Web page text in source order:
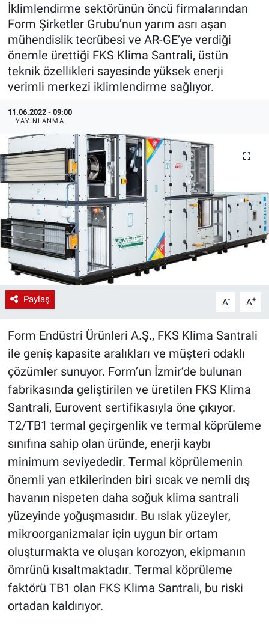
İklimlendirme sektörünün öncü firmalarından
Form Şirketler Grubu’nun yarım asrı aşan
mühendislik tecrübesi ve AR-GE’ye verdiği
önemle ürettiği FKS Klima Santrali, üstün
teknik özellikleri sayesinde yüksek enerji
verimli merkezi iklimlendirme sağlıyor.
11.06.2022 - 09:00
YAYINLANMA
Paylaş A- A+
Form Endüstri Ürünleri A.Ş., FKS Klima Santrali
ile geniş kapasite aralıkları ve müşteri odaklı
çözümler sunuyor. Form’un İzmir’de bulunan
fabrikasında geliştirilen ve üretilen FKS Klima
Santrali, Eurovent sertifikasıyla öne çıkıyor.
T2/TB1 termal geçirgenlik ve termal köprüleme
sınıfına sahip olan üründe, enerji kaybı
minimum seviyededir. Termal köprülemenin
önemli yan etkilerinden biri sıcak ve nemli dış
havanın nispeten daha soğuk klima santrali
yüzeyinde yoğuşmasıdır. Bu ıslak yüzeyler,
mikroorganizmalar için uygun bir ortam
oluşturmakta ve oluşan korozyon, ekipmanın
ömrünü kısaltmaktadır. Termal köprüleme
faktörü TB1 olan FKS Klima Santrali, bu riski
ortadan kaldırıyor.
Enerjisini Üreten Fabrikalar
Endüstri 4.0 Uygulamaları
Ağır Sanayi Çözümleri